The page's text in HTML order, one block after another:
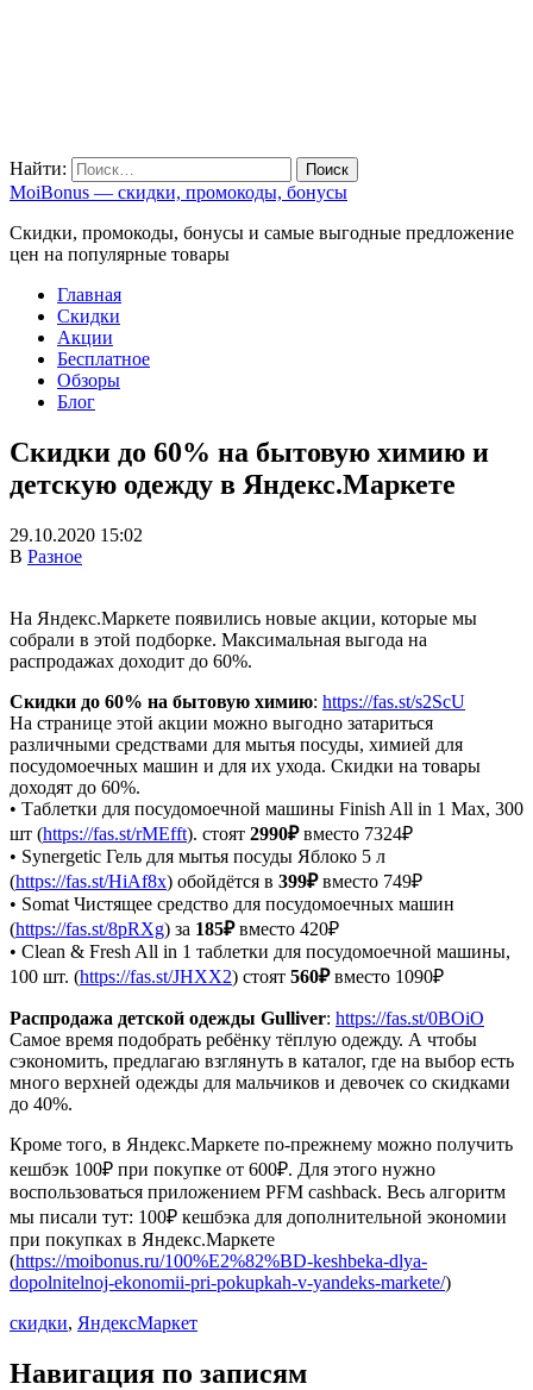
Найти:
MoiBonus — скидки, промокоды, бонусы
Скидки, промокоды, бонусы и самые выгодные предложение
цен на популярные товары
Главная
Скидки
Акции
Бесплатное
Обзоры
Блог
Скидки до 60% на бытовую химию и
детскую одежду в Яндекс.Маркете
29.10.2020 15:02
В Разное
На Яндекс.Маркете появились новые акции, которые мы
собрали в этой подборке. Максимальная выгода на
распродажах доходит до 60%.
Скидки до 60% на бытовую химию: https://fas.st/s2ScU
На странице этой акции можно выгодно затариться
различными средствами для мытья посуды, химией для
посудомоечных машин и для их ухода. Скидки на товары
доходят до 60%.
• Таблетки для посудомоечной машины Finish All in 1 Max, 300
шт (https://fas.st/rMEfft). стоят 2990₽вместо 7324₽
• Synergetic Гель для мытья посуды Яблоко 5 л
(https://fas.st/HiAf8x) обойдётся в 399₽вместо 749₽
• Somat Чистящее средство для посудомоечных машин
(https://fas.st/8pRXg) за 185₽вместо 420₽
• Clean & Fresh All in 1 таблетки для посудомоечной машины,
100 шт. (https://fas.st/JHXX2) стоят 560₽вместо 1090₽
Распродажа детской одежды Gulliver: https://fas.st/0BOiO
Самое время подобрать ребёнку тёплую одежду. А чтобы
сэкономить, предлагаю взглянуть в каталог, где на выбор есть
много верхней одежды для мальчиков и девочек со скидками
до 40%.
Кроме того, в Яндекс.Маркете по-прежнему можно получить
кешбэк 100₽ при покупке от 600₽. Для этого нужно
воспользоваться приложением PFM cashback. Весь алгоритм
мы писали тут: 100₽ кешбэка для дополнительной экономии
при покупках в Яндекс.Маркете
(https://moibonus.ru/100%E2%82%BD-keshbeka-dlya-
dopolnitelnoj-ekonomii-pri-pokupkah-v-yandeks-markete/)
скидки, ЯндексМаркет
Навигация по записям